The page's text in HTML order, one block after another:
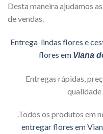
Desta maneira ajudamos
de vendas.
Entrega lindas flores e
flores em Viana
Entregas rápidas,
qualidade
.Todos os produtos em
entregar flores em